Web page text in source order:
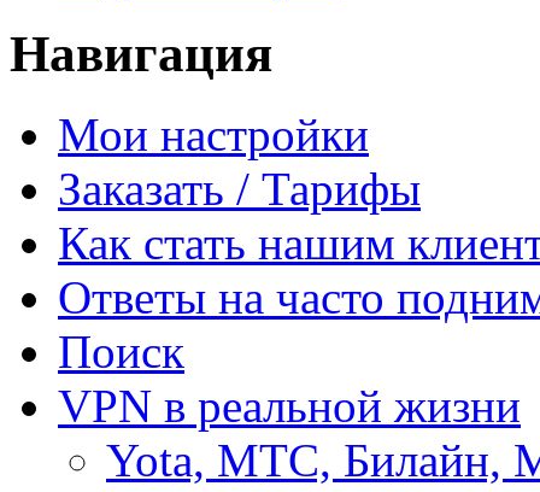
Навигация
Мои настройки
Заказать / Тарифы
Как стать нашим
Ответы на часто
Поиск
VPN в реальной жизни
Yota, МТС, Билайн,